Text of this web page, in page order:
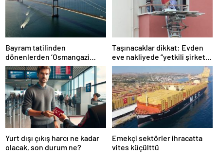
Bayram tatilinden
dönenlerden ‘Osmangazi
Köprüsü’ isyanı
Taşınacaklar dikkat: Evden
eve nakliyede “yetkili şirket”
uyarısı
Yurt dışı çıkış harcı ne kadar
olacak, son durum ne?
Emekçi sektörler ihracatta
vites küçülttü